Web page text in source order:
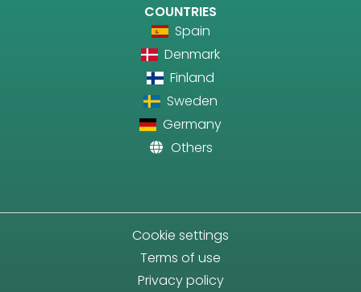
COUNTRIES
Spain
Denmark
Finland
Sweden
Germany
Others
Cookie settings
Terms of use
Privacy policy